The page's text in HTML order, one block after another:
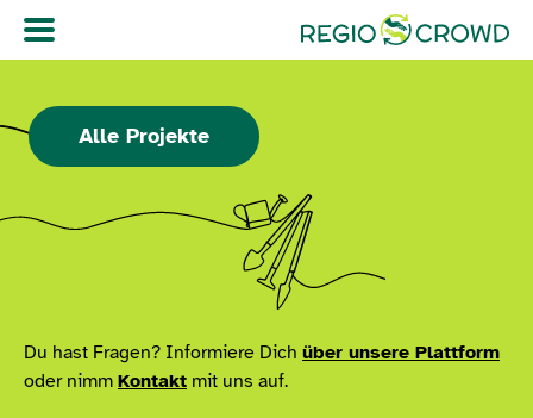
Navigation überspringen
Alle Projekte
Du hast Fragen? Informiere Dich über unsere Plattform
oder nimm Kontakt mit uns auf.